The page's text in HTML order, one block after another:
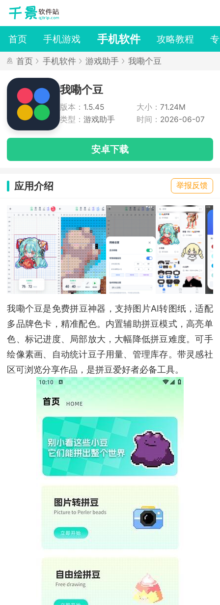
首页 手机游戏 手机软件 攻略教程
首页 手机软件 游戏助手 我嘞个豆
我嘞个豆
版本： 1.5.45 大小： 71.24M
类型： 游戏助手 时间： 2026-06-07
安卓下载
应用介绍 举报反馈
我嘞个豆是免费拼豆神器，支持图片AI转图纸，适配
多品牌色卡，精准配色。内置辅助拼豆模式，高亮单
色、标记进度、局部放大，大幅降低拼豆难度。可手
绘像素画、自动统计豆子用量、管理库存。带灵感社
区可浏览分享作品，是拼豆爱好者必备工具。